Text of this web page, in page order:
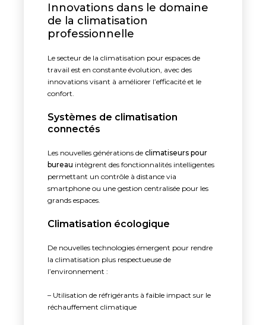
Innovations dans le domaine
de la climatisation
professionnelle
Le secteur de la climatisation pour espaces de
travail est en constante évolution, avec des
innovations visant à améliorer l’efficacité et le
confort.
Systèmes de climatisation
connectés
Les nouvelles générations de climatiseurs pour
bureau intègrent des fonctionnalités intelligentes
permettant un contrôle à distance via
smartphone ou une gestion centralisée pour les
grands espaces.
Climatisation écologique
De nouvelles technologies émergent pour rendre
la climatisation plus respectueuse de
l’environnement :
– Utilisation de réfrigérants à faible impact sur le
réchauffement climatique